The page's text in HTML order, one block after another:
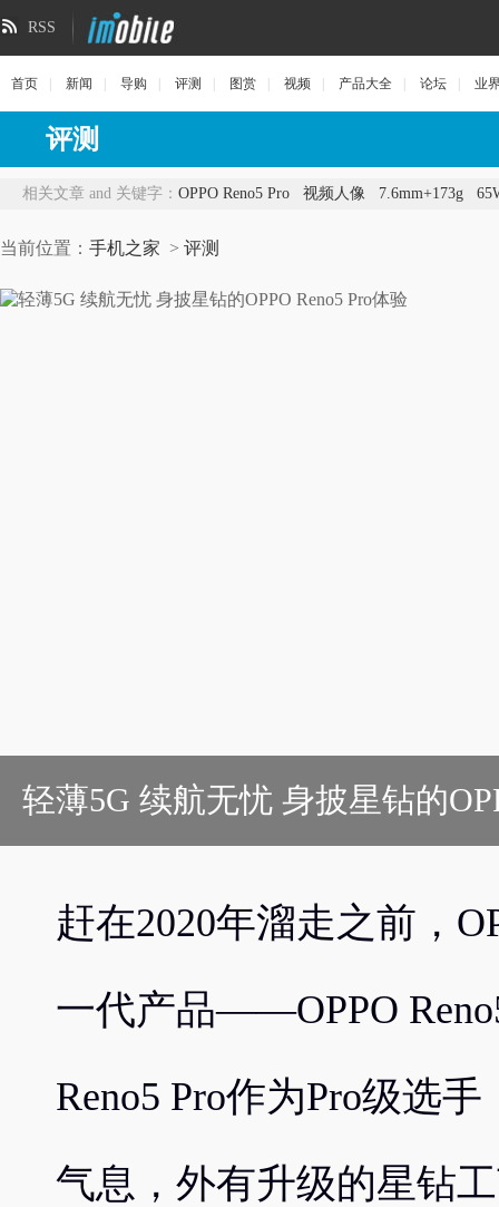
RSS
首页 新闻 导购 评测 图赏 视频 产品大全 论坛 业
评测
相关文章 and 关键字： OPPO Reno5 Pro 视频人像 7.6mm+173g
当前位置： 手机之家 > 评测
轻薄5G 续航无忧 身披星钻的
赶在2020年溜走之前，
一代产品——OPPO
Reno5 Pro作为Pro级选
气息，外有升级的星钻